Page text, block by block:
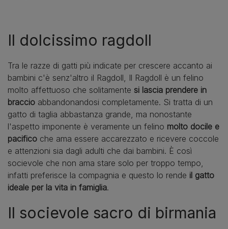
Il dolcissimo ragdoll
Tra le razze di gatti più indicate per crescere accanto ai
bambini c'è senz'altro il Ragdoll, Il Ragdoll è un felino
molto affettuoso che solitamente si lascia prendere in
braccio abbandonandosi completamente. Si tratta di un
gatto di taglia abbastanza grande, ma nonostante
l'aspetto imponente è veramente un felino molto docile e
pacifico che ama essere accarezzato e ricevere coccole
e attenzioni sia dagli adulti che dai bambini. È così
socievole che non ama stare solo per troppo tempo,
infatti preferisce la compagnia e questo lo rende il gatto
ideale per la vita in famiglia.
Il socievole sacro di birmania